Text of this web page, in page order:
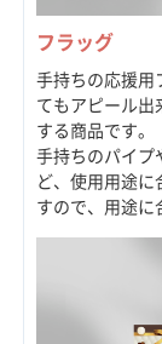
フラッグ
手持ちの応援用
てもアピール出
する商品です。
手持ちのパイプ
ど、使用用途
すので、用途に